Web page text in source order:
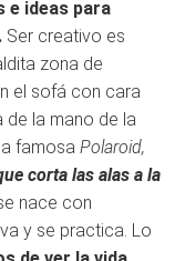
e ideas para
Ser creativo es
zona de
el sofá con cara
de la mano de la
famosa Polaroid,
corta las alas a la
nace con
y se practica. Lo